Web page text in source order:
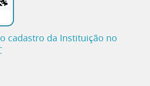
cadastro da Instituição no